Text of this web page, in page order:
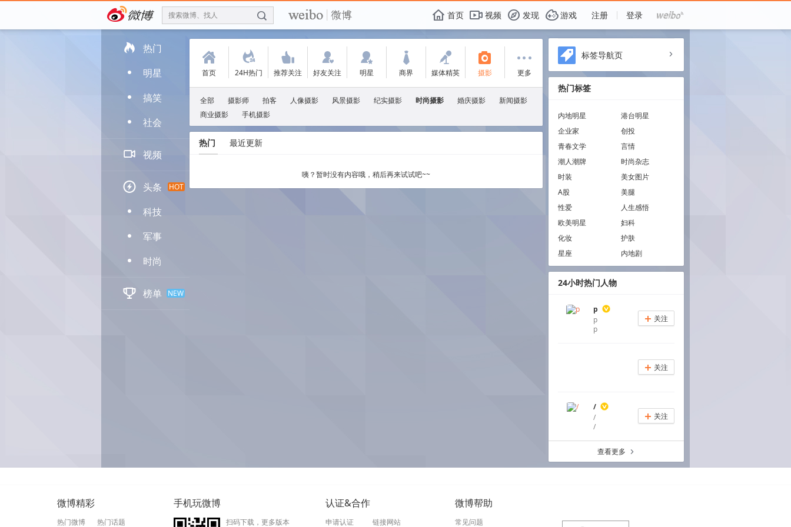
搜索微博、找人 f E 首页  视频 F 发现 G游戏 注册 登录
 热门
D 明星
D 搞笑
D 社会
 视频
 头条 HOT
D 科技
D 军事
D 时尚
 榜单 NEW
(
首页
.
24H热门
'
推荐关注
:
好友关注
w
明星
+
商界
-
媒体精英
3
摄影
i
更多
全部 摄影师 拍客 人像摄影 风景摄影 纪实摄影 时尚摄影 婚庆摄影
新闻摄影
商业摄影
手机摄影
热门 最近更新
咦？暂时没有内容哦，稍后再来试试吧~~
标签导航页 a
热门标签
内地明星
港台明星
企业家
创投
青春文学
言情
潮人潮牌
时尚杂志
时装
美女图片
A股
美腿
性爱
人生感悟
欧美明星
妇科
化妆
护肤
星座
内地剧
24小时热门人物
p
p
p
+ 关注
+ 关注
/
/
/
+ 关注
查看更多 a
微博精彩
热门微博 热门话题
手机玩微博
扫码下载，更多版本
认证&合作
申请认证 链接网站
微博帮助
常见问题